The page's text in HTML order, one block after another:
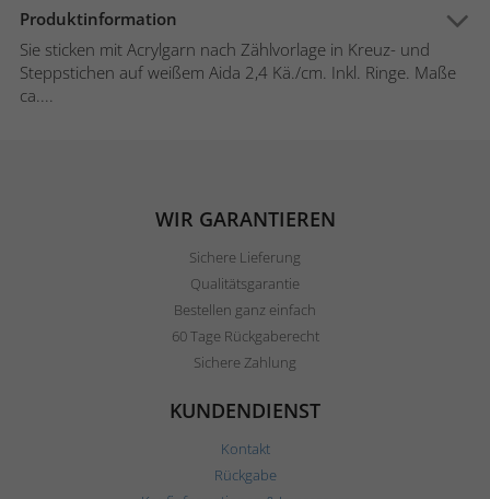
Produktinformation
Sie sticken mit Acrylgarn nach Zählvorlage in Kreuz- und
Steppstichen auf weißem Aida 2,4 Kä./cm. Inkl. Ringe. Maße
ca....
WIR GARANTIEREN
Sichere Lieferung
Qualitätsgarantie
Bestellen ganz einfach
60 Tage Rückgaberecht
Sichere Zahlung
KUNDENDIENST
Kontakt
Rückgabe